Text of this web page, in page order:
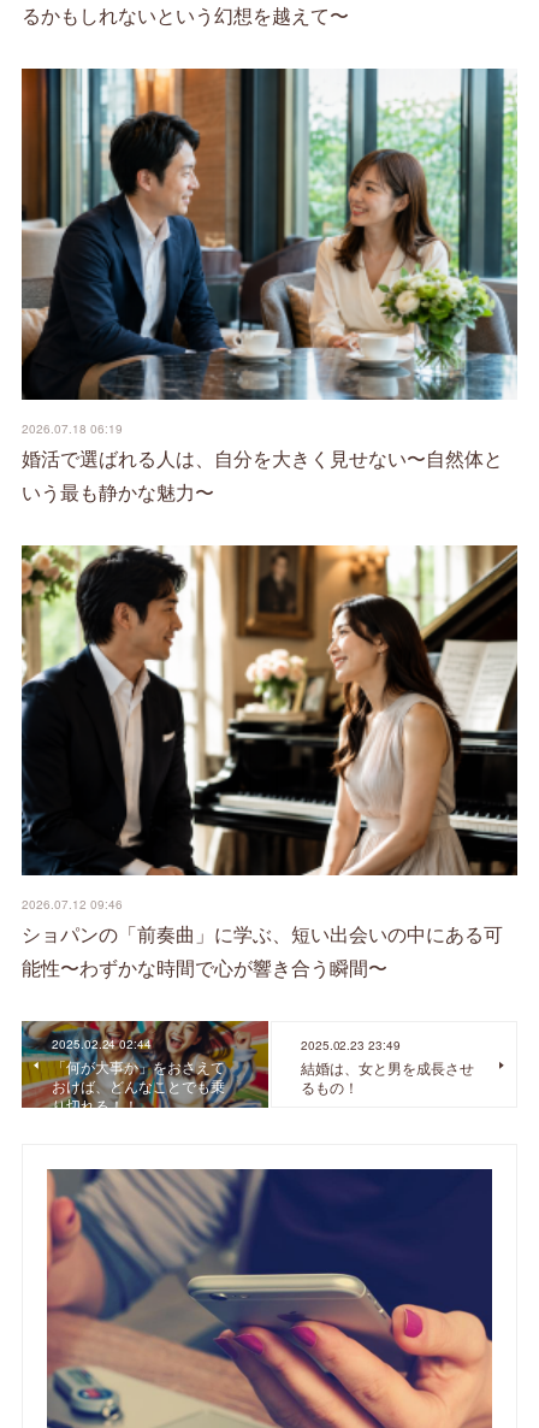
るかもしれないという幻想を越えて〜
2026.07.18 06:19
婚活で選ばれる人は、自分を大きく見せない〜自然体と
いう最も静かな魅力〜
2026.07.12 09:46
ショパンの「前奏曲」に学ぶ、短い出会いの中にある可
能性〜わずかな時間で心が響き合う瞬間〜
2025.02.24 02:44
「何が大事か」をおさえて
おけば、どんなことでも乗
り切れる！！
2025.02.23 23:49
結婚は、女と男を成長させ
るもの！